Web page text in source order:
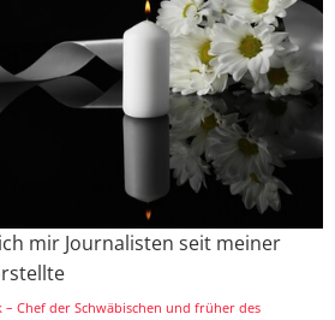
mir Journalisten seit meiner
– Chef der Schwäbischen und früher des